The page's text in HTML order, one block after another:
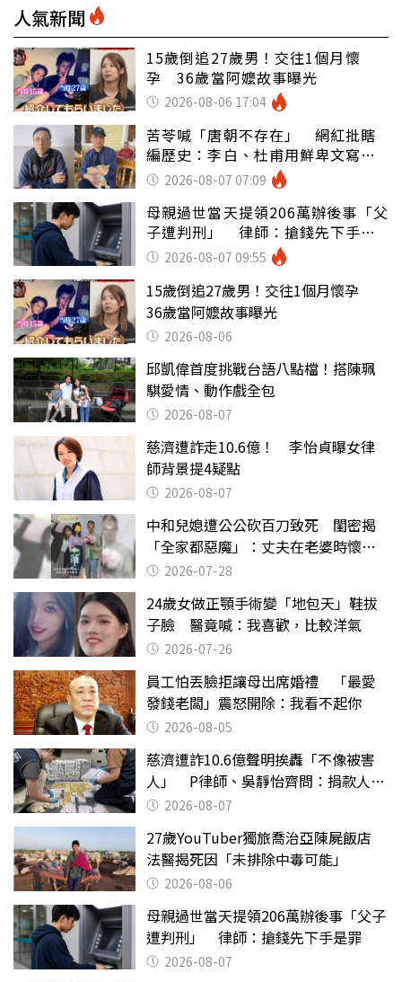
人氣新聞
15歲倒追27歲男！交往1個月懷
孕 36歲當阿嬤故事曝光
2026-08-06 17:04
苦苓喊「唐朝不存在」 網紅批瞎
編歷史：李白、杜甫用鮮卑文寫
詩？2026-08-07 07:09
母親過世當天提領206萬辦後事「父
子遭判刑」 律師：搶錢先下手是
罪 2026-08-07 09:55
15歲倒追27歲男！交往1個月懷孕
36歲當阿嬤故事曝光
2026-08-06
邱凱偉首度挑戰台語八點檔！搭陳珮
騏愛情、動作戲全包
2026-08-07
慈濟遭詐走10.6億！ 李怡貞曝女律
師背景提4疑點
2026-08-07
中和兒媳遭公公砍百刀致死 閨密揭
「全家都惡魔」：丈夫在老婆時懷孕
摔東西
2026-07-28
24歲女做正顎手術變「地包天」鞋拔
子臉 醫竟喊：我喜歡，比較洋氣
2026-07-26
員工怕丟臉拒讓母出席婚禮 「最愛
發錢老闆」震怒開除：我看不起你
2026-08-05
慈濟遭詐10.6億聲明挨轟「不像被害
人」 P律師、吳靜怡齊問：捐款人有
權知道真相
2026-08-07
27歲YouTuber獨旅喬治亞陳屍飯店
法醫揭死因「未排除中毒可能」
2026-08-06
母親過世當天提領206萬辦後事「父子
遭判刑」 律師：搶錢先下手是罪
2026-08-07